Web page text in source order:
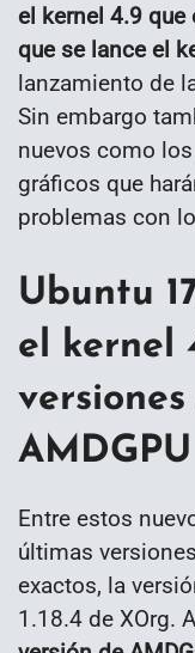
el kernel 4.9
que se lance el
lanzamiento de
Sin embargo
nuevos como
gráficos que
problemas con
Ubuntu
el kernel
AMDGPU
Entre estos
últimas
exactos, la
1.18.4 de XOrg.